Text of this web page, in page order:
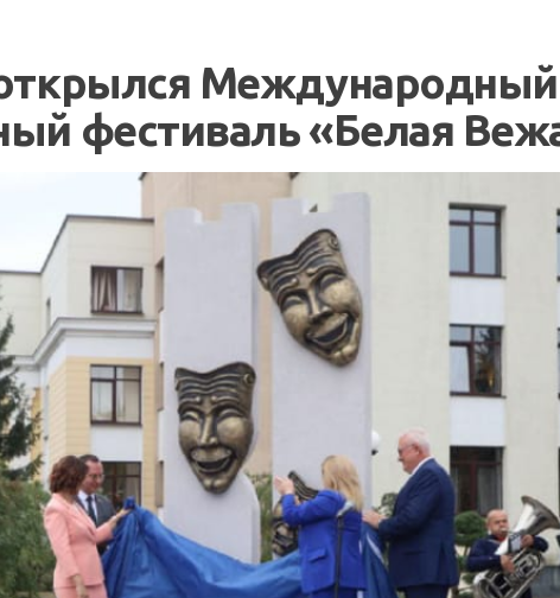
Международный
фестиваль «Белая